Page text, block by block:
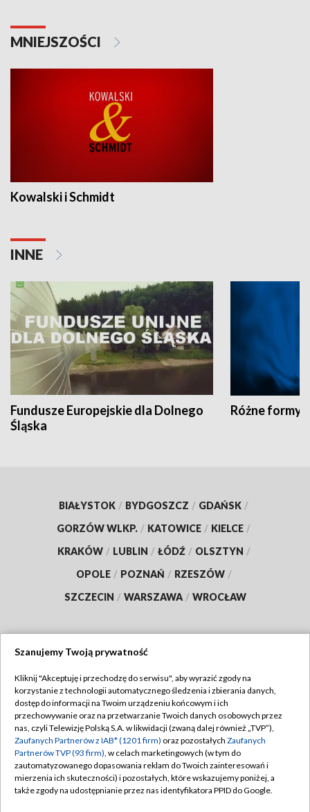
MNIEJSZOŚCI
Kowalski i Schmidt
INNE
Fundusze Europejskie dla Dolnego
Śląska
Różne formy
BIAŁYSTOK / BYDGOSZCZ / GDAŃSK /
GORZÓW WLKP. / KATOWICE / KIELCE /
KRAKÓW / LUBLIN / ŁÓDŹ / OLSZTYN /
OPOLE / POZNAŃ / RZESZÓW /
SZCZECIN / WARSZAWA / WROCŁAW
TVP
Abonament TVP
Emisja w TVP
Centrum informacji TVP
Naziemna Telewizja Cyfrowa
Regulamin TVP
Polityka prywatności
Moje zgody
Pomoc
Szanujemy Twoją prywatność
Kliknij "Akceptuję i przechodzę do serwisu", aby wyrazić zgody na
korzystanie z technologii automatycznego śledzenia i zbierania danych,
dostęp do informacji na Twoim urządzeniu końcowym i ich
przechowywanie oraz na przetwarzanie Twoich danych osobowych przez
nas, czyli Telewizję Polską S.A. w likwidacji (zwaną dalej również „TVP”),
Zaufanych Partnerów z IAB* (1201 firm) oraz pozostałych Zaufanych
Partnerów TVP (93 firm), w celach marketingowych (w tym do
zautomatyzowanego dopasowania reklam do Twoich zainteresowań i
mierzenia ich skuteczności) i pozostałych, które wskazujemy poniżej, a
także zgody na udostępnianie przez nas identyfikatora PPID do Google.